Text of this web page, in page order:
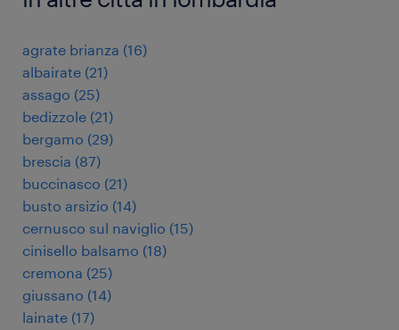
agrate brianza (16)
albairate (21)
assago (25)
bedizzole (21)
bergamo (29)
brescia (87)
buccinasco (21)
busto arsizio (14)
cernusco sul naviglio (15)
cinisello balsamo (18)
cremona (25)
giussano (14)
lainate (17)